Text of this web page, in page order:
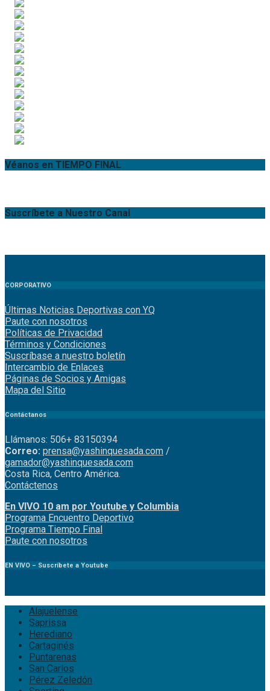
Véanos en TIEMPO FINAL
Suscríbete a Nuestro Canal
CORPORATIVO
Últimas Noticias Deportivas con YQ
Paute con nosotros
Políticas de Privacidad
Términos y Condiciones
Suscríbase a nuestro boletín
Intercambio de Enlaces
Páginas de Socios y Amigas
Mapa del Sitio
Contáctanos
Llámanos: 506+ 83150394
Correo: prensa@yashinquesada.com /
gamador@yashinquesada.com
Costa Rica, Centro América.
Contáctenos
En VIVO 10 am por Youtube y Columbia
Programa Encuentro Deportivo
Programa Tiempo Final
Paute con nosotros
EN VIVO – Suscríbete a Youtube
Alajuelense
Saprissa
Herediano
Cartaginés
Puntarenas
San Carlos
Pérez Zeledón